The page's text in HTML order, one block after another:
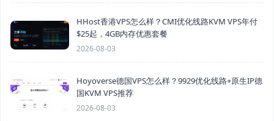
HHost香港VPS怎么样？CMI优化线路KVM VPS年付
$25起，4GB内存优惠套餐
2026-08-03
Hoyoverse德国VPS怎么样？9929优化线路+原生IP德
国KVM VPS推荐
2026-08-03